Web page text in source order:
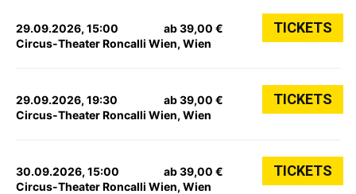
29.09.2026, 15:00
Circus-Theater Roncalli Wien, Wien
ab 39,00 € TICKETS
29.09.2026, 19:30
Circus-Theater Roncalli Wien, Wien
ab 39,00 € TICKETS
30.09.2026, 15:00
Circus-Theater Roncalli Wien, Wien
ab 39,00 € TICKETS